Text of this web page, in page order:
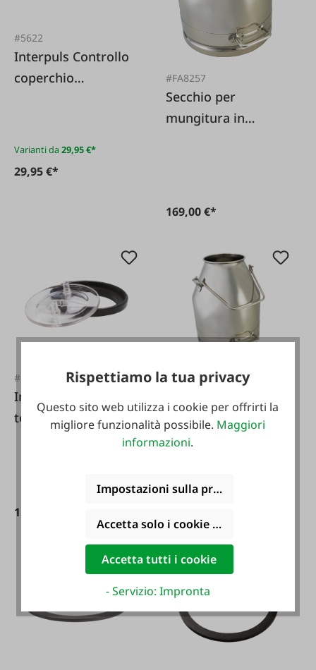
#5622
Interpuls Controllo
coperchio
Varianti da29,95 €*
29,95 €*
#FA8257
Secchio per
mungitura in
169,00 €*
#FA5633
Interpuls Anello di
tenuta per
Ø 172/205 mm
15,90 €*
#FA47699
mungitura in
acciaio inox 30 L
Rispettiamo la tua privacy
Questo sito web utilizza i cookie per offrirti la
migliore funzionalità possibile. Maggiori
informazioni.
Impostazioni sulla privacy
Accetta solo i cookie funzionali
Accetta tutti i cookie
- Servizio: Impronta